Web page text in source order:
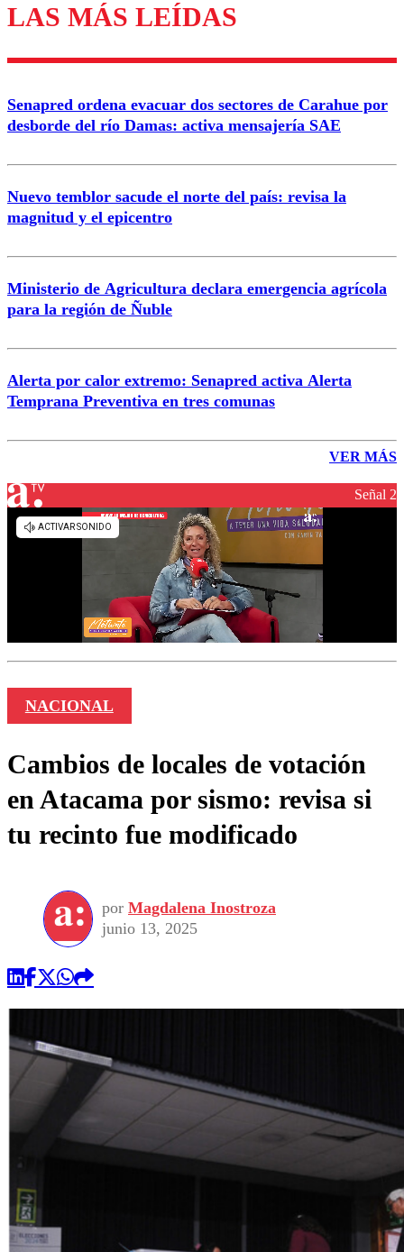
Enviar comentario
LAS MÁS LEÍDAS
Senapred ordena evacuar dos sectores de Carahue por
desborde del río Damas: activa mensajería SAE
Nuevo temblor sacude el norte del país: revisa la
magnitud y el epicentro
Ministerio de Agricultura declara emergencia agrícola
para la región de Ñuble
Alerta por calor extremo: Senapred activa Alerta
Temprana Preventiva en tres comunas
VER MÁS
Señal 2
NACIONAL
Cambios de locales de votación
en Atacama por sismo: revisa si
tu recinto fue modificado
por Magdalena Inostroza
junio 13, 2025